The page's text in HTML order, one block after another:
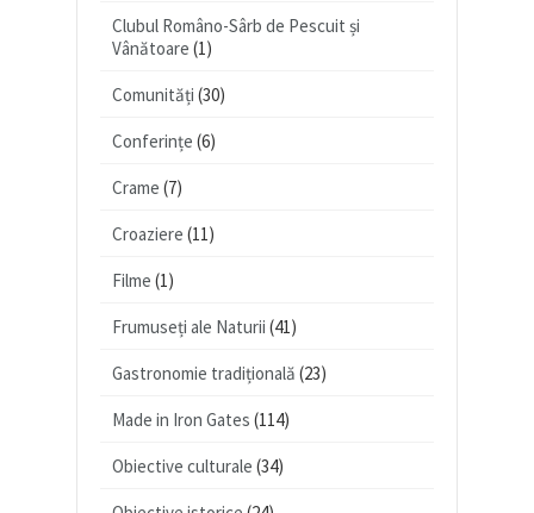
Clubul Româno-Sârb de Pescuit și
Vânătoare (1)
Comunități (30)
Conferințe (6)
Crame (7)
Croaziere (11)
Filme (1)
Frumuseți ale Naturii (41)
Gastronomie tradițională (23)
Made in Iron Gates (114)
Obiective culturale (34)